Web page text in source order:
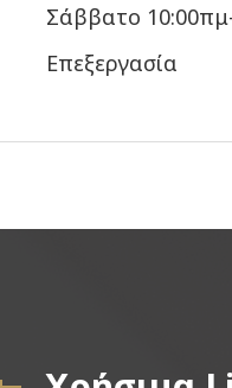
Σάββατο
Επεξεργασία